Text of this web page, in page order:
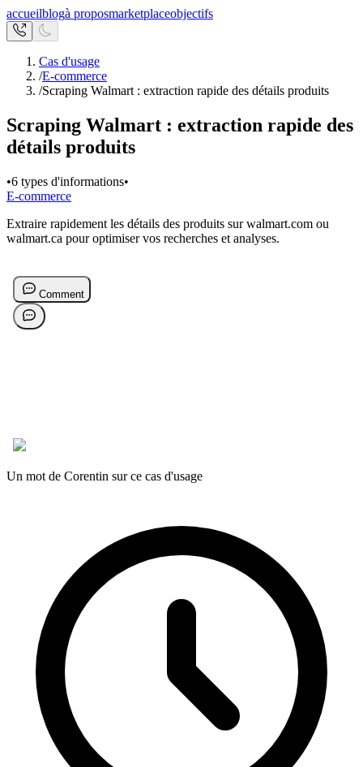
accueilblogà proposmarketplaceobjectifs
Cas d'usage
/E-commerce
/Scraping Walmart : extraction rapide des détails produits
Scraping Walmart : extraction rapide des
détails produits
•6 types d'informations•
E-commerce
Extraire rapidement les détails des produits sur walmart.com ou
walmart.ca pour optimiser vos recherches et analyses.
Un mot de Corentin sur ce cas d'usage